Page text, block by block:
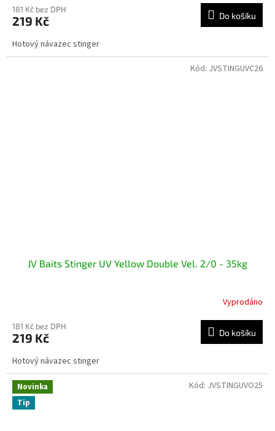
181 Kč bez DPH
219 Kč Do košíku
Hotový návazec stinger
JV Baits Stinger UV Yellow Double Vel. 2/0 - 35kg
Vyprodáno
181 Kč bez DPH
219 Kč Do košíku
Hotový návazec stinger
Kód: JVSTINGUVC26
Novinka
Tip
Kód: JVSTINGUVO25